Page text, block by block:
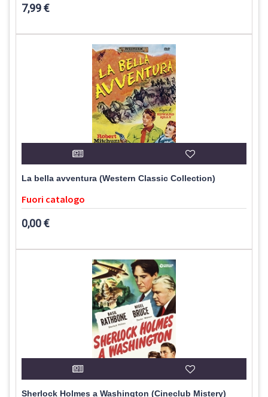
7,99 €
La bella avventura (Western Classic Collection)
Fuori catalogo
0,00 €
Sherlock Holmes a Washington (Cineclub Mistery)